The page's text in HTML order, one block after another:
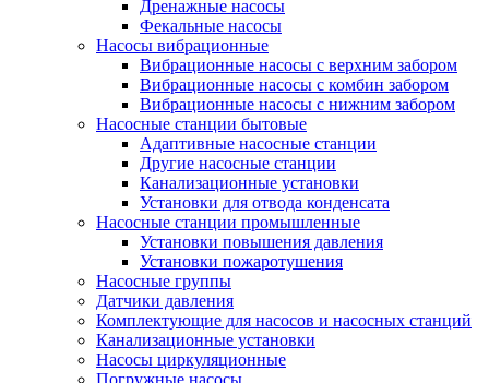
Дренажные насосы
Фекальные насосы
Насосы вибрационные
Вибрационные насосы с верхним забором
Вибрационные насосы с комбин забором
Вибрационные насосы с нижним забором
Насосные станции бытовые
Адаптивные насосные станции
Другие насосные станции
Канализационные установки
Установки для отвода конденсата
Насосные станции промышленные
Установки повышения давления
Установки пожаротушения
Насосные группы
Датчики давления
Комплектующие для насосов и насосных станций
Канализационные установки
Насосы циркуляционные
Погружные насосы